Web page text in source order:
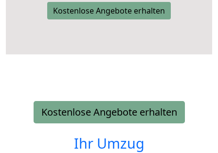
Kostenlose Angebote erhalten
Kostenlose Angebote erhalten
Ihr Umzug